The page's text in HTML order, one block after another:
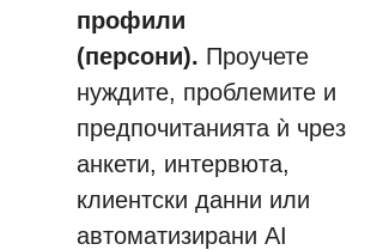
профили
(персони). Проучете
нуждите, проблемите и
предпочитанията ѝ чрез
анкети, интервюта,
клиентски данни или
автоматизирани AI